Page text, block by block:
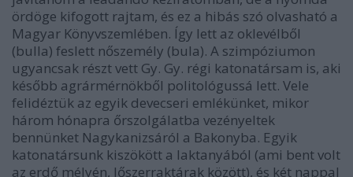
ördöge kifogott rajtam, és ez a hibás szó olvasható a
Magyar Könyvszemlében. Így lett az oklevélből
(bulla) feslett nőszemély (bula). A szimpóziumon
ugyancsak részt vett Gy. Gy. régi katonatársam is, aki
később agrármérnökből politológussá lett. Vele
felidéztük az egyik devecseri emlékünket, mikor
három hónapra őrszolgálatba vezényeltek
bennünket Nagykanizsáról a Bakonyba. Egyik
katonatársunk kiszökött a laktanyából (ami bent volt
az erdő mélyén, lőszerraktárak között), és két nappal